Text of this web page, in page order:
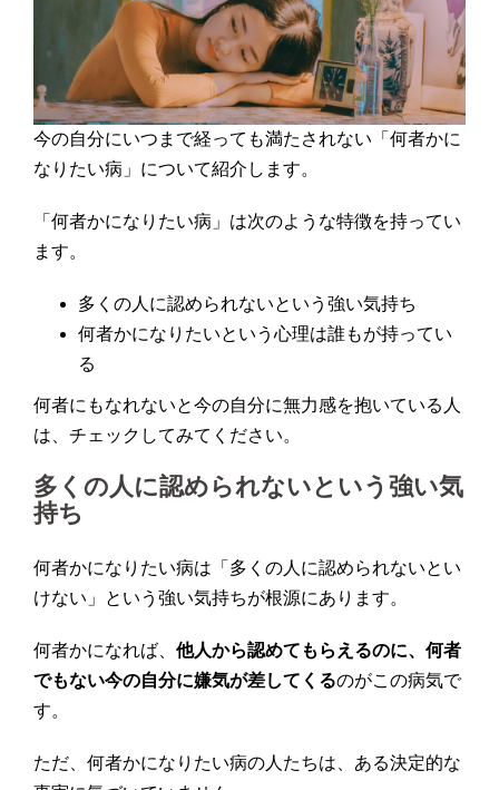
今の自分にいつまで経っても満たされない「何者かに
なりたい病」について紹介します。
「何者かになりたい病」は次のような特徴を持ってい
ます。
多くの人に認められないという強い気持ち
何者かになりたいという心理は誰もが持ってい
る
何者にもなれないと今の自分に無力感を抱いている人
は、チェックしてみてください。
多くの人に認められないという強い気
持ち
何者かになりたい病は「多くの人に認められないとい
けない」という強い気持ちが根源にあります。
何者かになれば、 他人から認めてもらえるのに、何者
でもない今の自分に嫌気が差してくるのがこの病気で
す。
ただ、何者かになりたい病の人たちは、ある決定的な